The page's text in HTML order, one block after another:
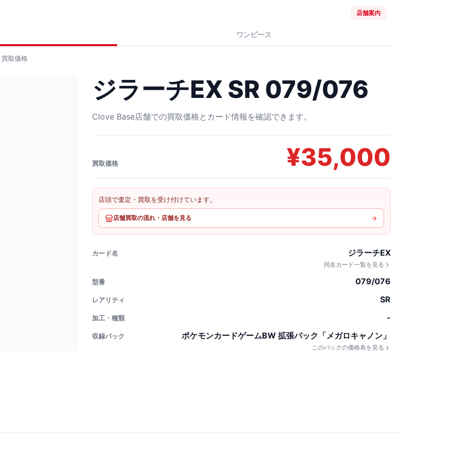
店舗案内
ワンピース
買取価格
ジラーチEX SR 079/076
Clove Base店舗での買取価格とカード情報を確認できます。
買取価格 ¥35,000
店頭で査定・買取を受け付けています。
店舗買取の流れ・店舗を見る
カード名 ジラーチEX
同名カード一覧を見る
型番 079/076
レアリティ SR
加工・種類 -
収録パック ポケモンカードゲームBW 拡張パック「メガロキャノン」
このパックの価格表を見る